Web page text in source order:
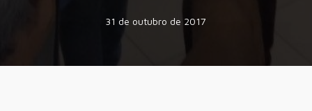
31 de outubro de 2017